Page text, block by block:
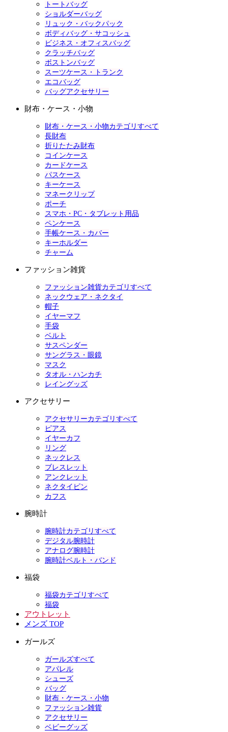
トートバッグ
ショルダーバッグ
リュック・バックパック
ボディバッグ・サコッシュ
ビジネス・オフィスバッグ
クラッチバッグ
ボストンバッグ
スーツケース・トランク
エコバッグ
バッグアクセサリー
財布・ケース・小物
財布・ケース・小物カテゴリすべて
長財布
折りたたみ財布
コインケース
カードケース
パスケース
キーケース
マネークリップ
ポーチ
スマホ・PC・タブレット用品
ペンケース
手帳ケース・カバー
キーホルダー
チャーム
ファッション雑貨
ファッション雑貨カテゴリすべて
ネックウェア・ネクタイ
帽子
イヤーマフ
手袋
ベルト
サスペンダー
サングラス・眼鏡
マスク
タオル・ハンカチ
レイングッズ
アクセサリー
アクセサリーカテゴリすべて
ピアス
イヤーカフ
リング
ネックレス
ブレスレット
アンクレット
ネクタイピン
カフス
腕時計
腕時計カテゴリすべて
デジタル腕時計
アナログ腕時計
腕時計ベルト・バンド
福袋
福袋カテゴリすべて
福袋
アウトレット
メンズ TOP
ガールズ
ガールズすべて
アパレル
シューズ
バッグ
財布・ケース・小物
ファッション雑貨
アクセサリー
ベビーグッズ